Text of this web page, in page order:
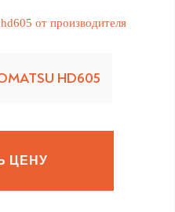
HD605
ЦЕНУ